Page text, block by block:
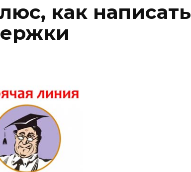
как написать